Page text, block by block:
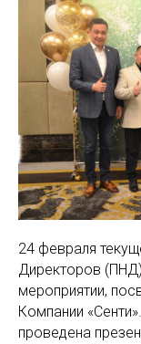
24 февраля
Директоров
мероприятии,
Компании
проведена